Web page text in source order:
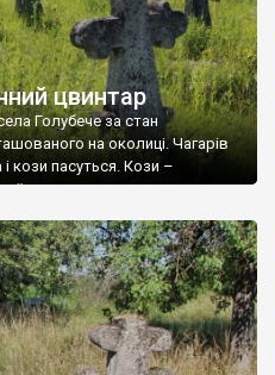
цвинтар
Голубече за стан
на околиці. Чагарів
кози пасуться. Кози –
для старих кладовищ,
бо то улюблений
ціла колекція
відносно невелике, […]